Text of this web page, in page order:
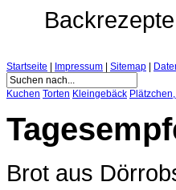
Startseite Impressum Sitemap
Kuchen Torten Kleingebäck
Brot aus